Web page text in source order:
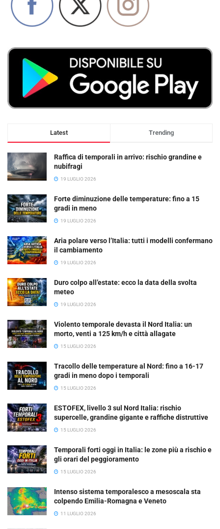
Latest Trending
Raffica di temporali in arrivo: rischio grandine e
nubifragi
19 LUGLIO 2026
Forte diminuzione delle temperature: fino a 15
gradi in meno
19 LUGLIO 2026
Aria polare verso l’Italia: tutti i modelli confermano
il cambiamento
19 LUGLIO 2026
Duro colpo all’estate: ecco la data della svolta
meteo
19 LUGLIO 2026
Violento temporale devasta il Nord Italia: un
morto, venti a 125 km/h e città allagate
15 LUGLIO 2026
Tracollo delle temperature al Nord: fino a 16-17
gradi in meno dopo i temporali
15 LUGLIO 2026
ESTOFEX, livello 3 sul Nord Italia: rischio
supercelle, grandine gigante e raffiche distruttive
15 LUGLIO 2026
Temporali forti oggi in Italia: le zone più a rischio e
gli orari del peggioramento
15 LUGLIO 2026
Intenso sistema temporalesco a mesoscala sta
colpendo Emilia-Romagna e Veneto
11 LUGLIO 2026